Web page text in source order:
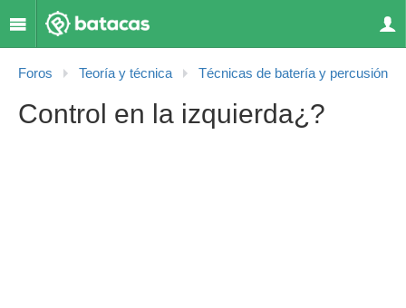
Foros Teoría y técnica Técnicas de batería y percusión
Control en la izquierda¿?